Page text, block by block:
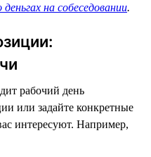
на собеседовании.
рабочий день
или задайте конкретные
интересуют. Например,